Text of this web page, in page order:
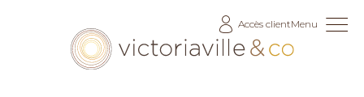
Accès clientMenu